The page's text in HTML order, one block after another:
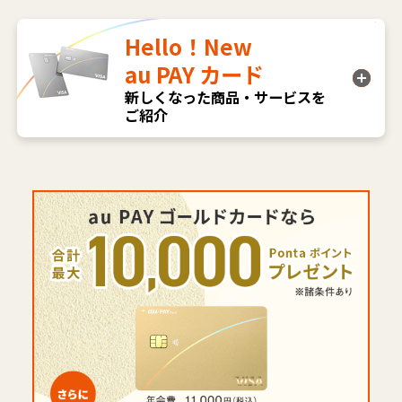
Hello！New
au PAY カード
新しくなった商品・サービスを
ご紹介